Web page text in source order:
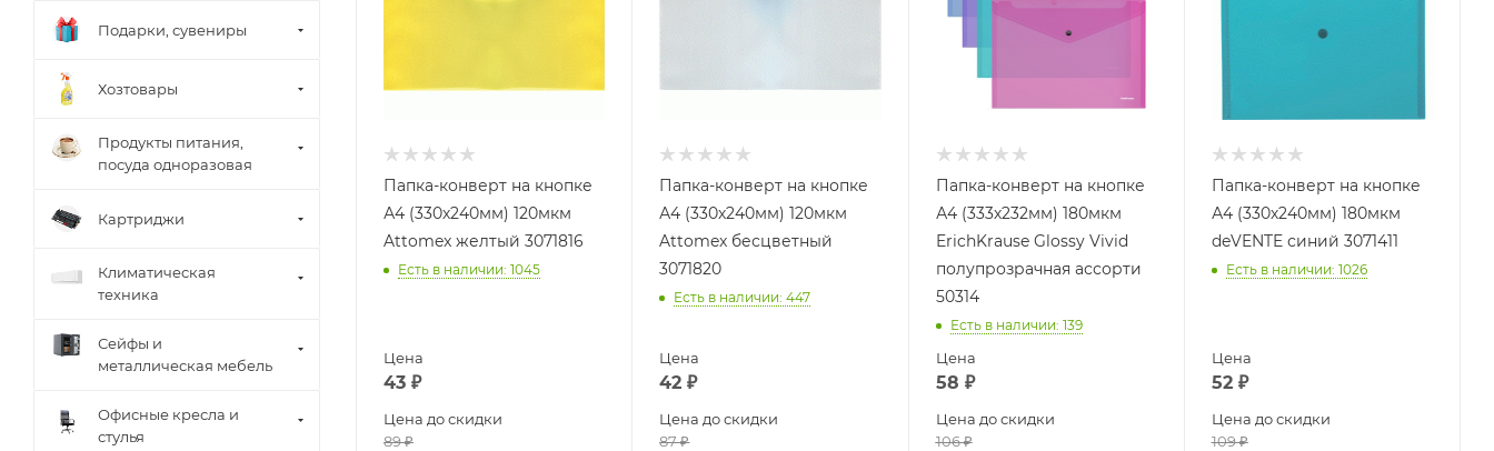
Папка-конверт на кнопке
А4 (330х240мм) 120мкм
Attomex желтый 3071816
Есть в наличии: 1045
Цена
43 ₽
Цена до скидки
89₽
Папка-конверт на кнопке
А4 (330х240мм) 120мкм
Attomex бесцветный
3071820
Есть в наличии: 447
Цена
42 ₽
Цена до скидки
87₽
Папка-конверт на кнопке
А4 (333х232мм) 180мкм
ErichKrause Glossy Vivid
полупрозрачная ассорти
50314
Есть в наличии: 139
Цена
58 ₽
Цена до скидки
106₽
Папка-конверт на кнопке
А4 (330х240мм) 180мкм
deVENTE синий 3071411
Есть в наличии: 1026
Цена
52₽
Цена до скидки
109₽
Подарки, сувениры
Хозтовары
Продукты питания,
посуда одноразовая
Картриджи
Климатическая
техника
Сейфы и
металлическая мебель
Офисные кресла и
стулья